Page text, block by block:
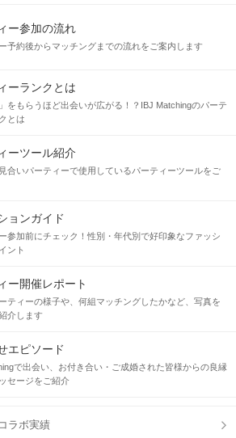
家を支えるには必要な存在！
出会いがIBJ Matchingに…
に、
ページに表示
】トークタイム
ー参加の流れ
予約後からマッチングまでの流れをご案内します
ーランクとは
」をもらうほど出会いが広がる！？IBJ Matchingのパーテ
とは
ーツール紹介
合いパーティーで使用しているパーティーツールをご
ョンガイド
参加前にチェック！性別・年代別で好印象なファッシ
ント
ー開催レポート
ティーの様子や、何組マッチングしたかなど、写真を
介します
エピソード
で出会い、お付き合い・ご成婚された皆様からの良縁
セージをご紹介
ラボ実績